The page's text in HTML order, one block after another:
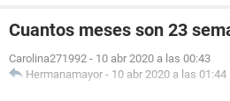
Cuantos meses son 23
Carolina271992 - 10 abr 2020 a las 00:43
Hermanamayor - 10 abr 2020 a las 01:44